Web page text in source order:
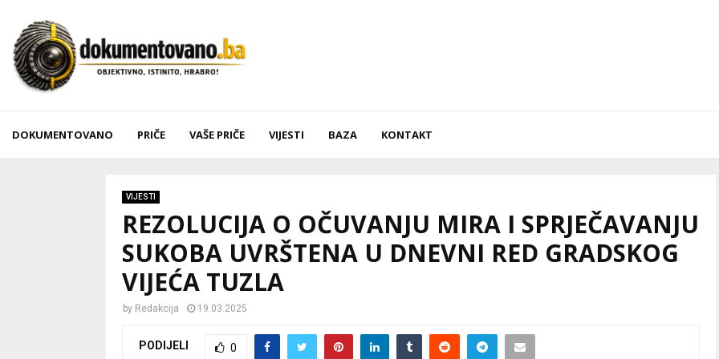
DOKUMENTOVANO PRIČE VAŠE PRIČE VIJESTI BAZA KONTAKT
VIJESTI
REZOLUCIJA O OČUVANJU MIRA I SPRJEČAVANJU
SUKOBA UVRŠTENA U DNEVNI RED GRADSKOG
VIJEĆA TUZLA
by Redakcija 19.03.2025
PODIJELI 0